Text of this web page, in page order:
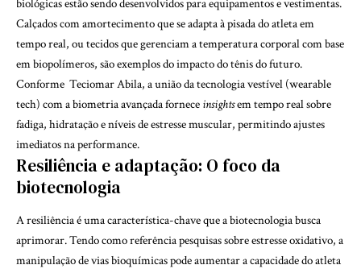
biológicas estão sendo desenvolvidos para equipamentos e vestimentas.
Calçados com amortecimento que se adapta à pisada do atleta em
tempo real, ou tecidos que gerenciam a temperatura corporal com base
em biopolímeros, são exemplos do impacto do tênis do futuro.
Conforme Teciomar Abila, a união da tecnologia vestível (wearable
tech) com a biometria avançada fornece insightsem tempo real sobre
fadiga, hidratação e níveis de estresse muscular, permitindo ajustes
imediatos na performance.
Resiliência e adaptação: O foco da
biotecnologia
A resiliência é uma característica-chave que a biotecnologia busca
aprimorar. Tendo como referência pesquisas sobre estresse oxidativo, a
manipulação de vias bioquímicas pode aumentar a capacidade do atleta